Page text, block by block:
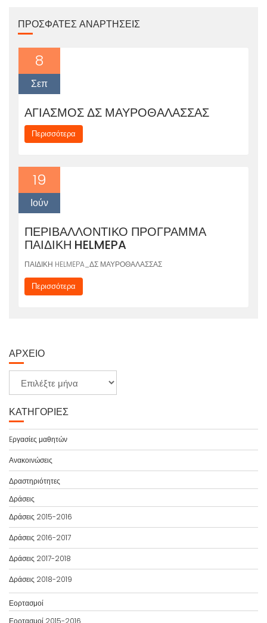
ΠΡΌΣΦΑΤΕΣ ΑΝΑΡΤΉΣΕΙΣ
8
Σεπ
ΑΓΙΑΣΜΟΣ ΔΣ ΜΑΥΡΟΘΑΛΑΣΣΑΣ
Περισσότερα
19
Ιούν
ΠΕΡΙΒΑΛΛΟΝΤΙΚΟ ΠΡΟΓΡΑΜΜΑ
ΠΑΙΔΙΚΗ HELMEPA
ΠΑΙΔΙΚΗ HELMEPA_ΔΣ ΜΑΥΡΟΘΑΛΑΣΣΑΣ
Περισσότερα
ΑΡΧΕΊΟ
χ
ε
ί
ο
ΚΑΤΗΓΟΡΊΕΣ
Eργασίες μαθητών
Ανακοινώσεις
Δραστηριότητες
Δράσεις
Δράσεις 2015-2016
Δράσεις 2016-2017
Δράσεις 2017-2018
Δράσεις 2018-2019
Εορτασμοί
Εορτασμοί 2015-2016